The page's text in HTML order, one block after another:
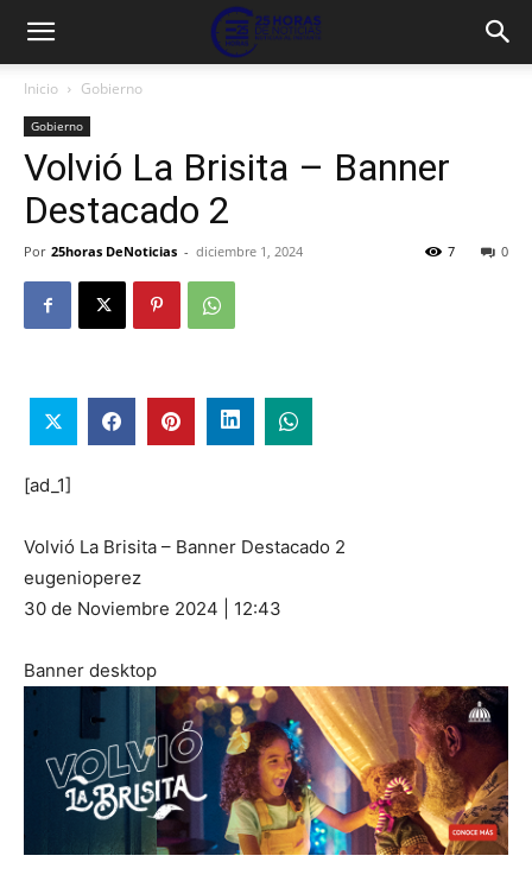
Inicio Gobierno
Gobierno
Volvió La Brisita – Banner
Destacado 2
Por 25horas DeNoticias - diciembre 1, 2024 0
7
[ad_1]
Volvió La Brisita – Banner Destacado 2
eugenioperez
30 de Noviembre 2024 | 12:43
Banner desktop